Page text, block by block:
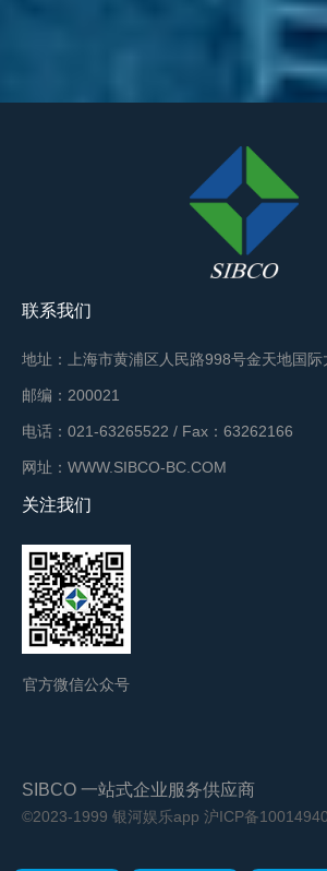
联系我们
地址：上海市黄浦区人民路998号金天地国际
邮编：200021
电话：021-63265522 / Fax：63262166
网址：WWW.SIBCO-BC.COM
关注我们
官方微信公众号
SIBCO 一站式企业服务供应商
©2023-1999 银河娱乐app 沪ICP备